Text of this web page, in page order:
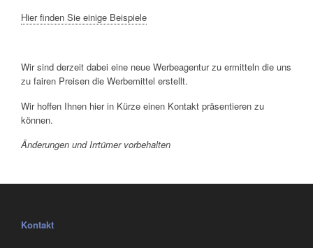
Hier finden Sie einige Beispiele
Wir sind derzeit dabei eine neue Werbeagentur zu ermitteln die uns
zu fairen Preisen die Werbemittel erstellt.
Wir hoffen Ihnen hier in Kürze einen Kontakt präsentieren zu
können.
Änderungen und Irrtümer vorbehalten
Kontakt